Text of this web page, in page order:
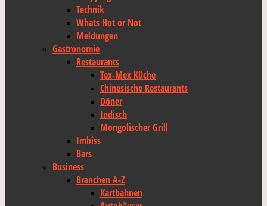
Technik
Whats Hot or Not
Meldungen
Gastronomie
Restaurants
Tex-Mex Küche
Chinesische Restaurants
Döner
Indisch
Mongolischer Grill
Imbiss
Bars
Business
Branchen A-Z
Kartbahnen